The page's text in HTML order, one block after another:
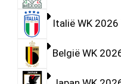
Italië WK
België WK